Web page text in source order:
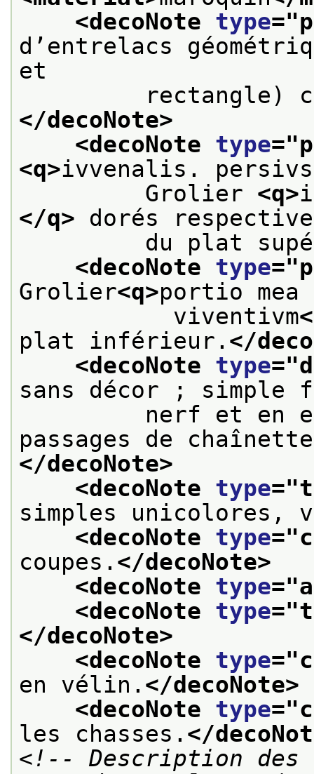
<decoNote type="
d’entrelacs
et
rectangle)
</decoNote>
<decoNote type="
<q>ivvenalis. persivs
Grolier <q>
</q> dorés
du plat
<decoNote type="
Grolier<q>portio
viventivm
plat inférieur. </
<decoNote type="
sans décor ; simple
nerf et en
passages de chaînette
</decoNote>
<decoNote type="
simples unicolores,
<decoNote type="
coupes. </decoNote>
<decoNote type="
<decoNote type="
</decoNote>
<decoNote type="
en vélin. </decoNote>
<decoNote type="
les chasses. </
<!-- Description des